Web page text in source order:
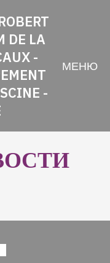
DE LA
-
-
МЕНЮ